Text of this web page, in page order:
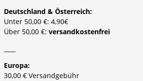
Deutschland & Österreich:
Unter 50,00 €: 4,90€
Über 50,00 €: versandkostenfrei
Europa:
30,00 € Versandgebühr